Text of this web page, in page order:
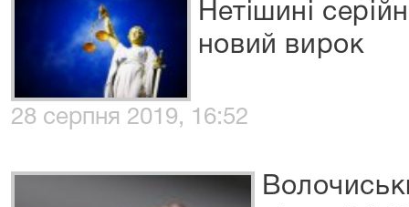
Нетішині
новий вирок
28 серпня 2019, 16:52